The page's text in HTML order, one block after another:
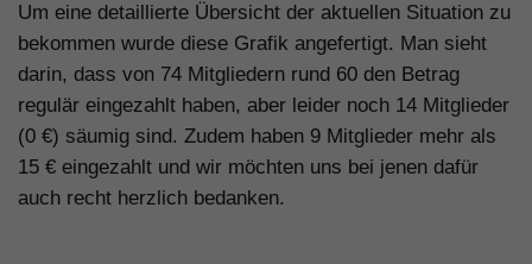
Um eine detaillierte Übersicht der aktuellen Situation zu
bekommen wurde diese Grafik angefertigt. Man sieht
darin, dass von 74 Mitgliedern rund 60 den Betrag
regulär eingezahlt haben, aber leider noch 14 Mitglieder
(0 €) säumig sind. Zudem haben 9 Mitglieder mehr als
15 € eingezahlt und wir möchten uns bei jenen dafür
auch recht herzlich bedanken.